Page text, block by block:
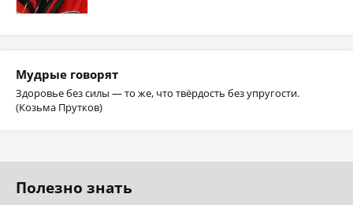
Мудрые говорят
Здоровье без силы — то же, что твёрдость без упругости.
(Козьма Прутков)
Полезно знать